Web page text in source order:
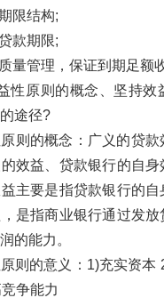
限结构;
款期限;
量管理，保证到期足额
性原则的概念、坚持效
途径?
则的概念：广义的贷款
效益、贷款银行的自
主要是指贷款银行的
是指商业银行通过发
的能力。
则的意义：1)充实资本
争能力